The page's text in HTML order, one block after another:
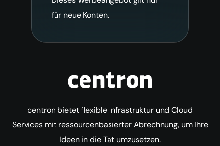
für neue Konten.
centron bietet flexible Infrastruktur und Cloud
Services mit ressourcenbasierter Abrechnung, um Ihre
Ideen in die Tat umzusetzen.